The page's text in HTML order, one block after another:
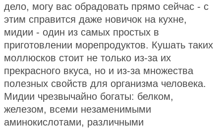
дело, могу вас обрадовать прямо сейчас - с
этим справится даже новичок на кухне,
мидии - один из самых простых в
приготовлении морепродуктов. Кушать таких
моллюсков стоит не только из-за их
прекрасного вкуса, но и из-за множества
полезных свойств для организма человека.
Мидии чрезвычайно богаты: белком,
железом, всеми незаменимыми
аминокислотами, различными